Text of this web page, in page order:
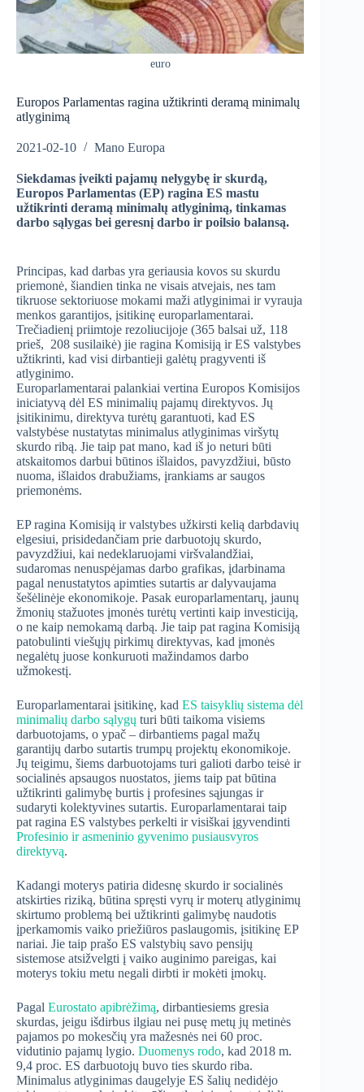
euro
Europos Parlamentas ragina užtikrinti deramą minimalų
atlyginimą
2021-02-10 Mano Europa
Siekdamas įveikti pajamų nelygybę ir skurdą,
Europos Parlamentas (EP) ragina ES mastu
užtikrinti deramą minimalų atlyginimą, tinkamas
darbo sąlygas bei geresnį darbo ir poilsio balansą.
Principas, kad darbas yra geriausia kovos su skurdu
priemonė, šiandien tinka ne visais atvejais, nes tam
tikruose sektoriuose mokami maži atlyginimai ir vyrauja
menkos garantijos, įsitikinę europarlamentarai.
Trečiadienį priimtoje rezoliucijoje (365 balsai už, 118
prieš, 208 susilaikė) jie ragina Komisiją ir ES valstybes
užtikrinti, kad visi dirbantieji galėtų pragyventi iš
atlyginimo.
Europarlamentarai palankiai vertina Europos Komisijos
iniciatyvą dėl ES minimalių pajamų direktyvos. Jų
įsitikinimu, direktyva turėtų garantuoti, kad ES
valstybėse nustatytas minimalus atlyginimas viršytų
skurdo ribą. Jie taip pat mano, kad iš jo neturi būti
atskaitomos darbui būtinos išlaidos, pavyzdžiui, būsto
nuoma, išlaidos drabužiams, įrankiams ar saugos
priemonėms.
EP ragina Komisiją ir valstybes užkirsti kelią darbdavių
elgesiui, prisidedančiam prie darbuotojų skurdo,
pavyzdžiui, kai nedeklaruojami viršvalandžiai,
sudaromas nenuspėjamas darbo grafikas, įdarbinama
pagal nenustatytos apimties sutartis ar dalyvaujama
šešėlinėje ekonomikoje. Pasak europarlamentarų, jaunų
žmonių stažuotes įmonės turėtų vertinti kaip investiciją,
o ne kaip nemokamą darbą. Jie taip pat ragina Komisiją
patobulinti viešųjų pirkimų direktyvas, kad įmonės
negalėtų juose konkuruoti mažindamos darbo
užmokestį.
Europarlamentarai įsitikinę, kad ES taisyklių sistema dėl
minimalių darbo sąlygų turi būti taikoma visiems
darbuotojams, o ypač – dirbantiems pagal mažų
garantijų darbo sutartis trumpų projektų ekonomikoje.
Jų teigimu, šiems darbuotojams turi galioti darbo teisė ir
socialinės apsaugos nuostatos, jiems taip pat būtina
užtikrinti galimybę burtis į profesines sąjungas ir
sudaryti kolektyvines sutartis. Europarlamentarai taip
pat ragina ES valstybes perkelti ir visiškai įgyvendinti
Profesinio ir asmeninio gyvenimo pusiausvyros
direktyvą.
Kadangi moterys patiria didesnę skurdo ir socialinės
atskirties riziką, būtina spręsti vyrų ir moterų atlyginimų
skirtumo problemą bei užtikrinti galimybę naudotis
įperkamomis vaiko priežiūros paslaugomis, įsitikinę EP
nariai. Jie taip prašo ES valstybių savo pensijų
sistemose atsižvelgti į vaiko auginimo pareigas, kai
moterys tokiu metu negali dirbti ir mokėti įmokų.
Pagal Eurostato apibrėžimą, dirbantiesiems gresia
skurdas, jeigu išdirbus ilgiau nei pusę metų jų metinės
pajamos po mokesčių yra mažesnės nei 60 proc.
vidutinio pajamų lygio. Duomenys rodo, kad 2018 m.
9,4 proc. ES darbuotojų buvo ties skurdo riba.
Minimalus atlyginimas daugelyje ES šalių nedidėjo